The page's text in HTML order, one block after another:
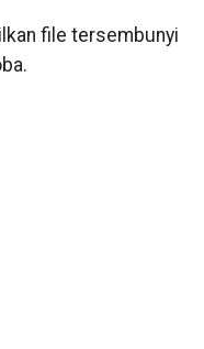
file tersembunyi